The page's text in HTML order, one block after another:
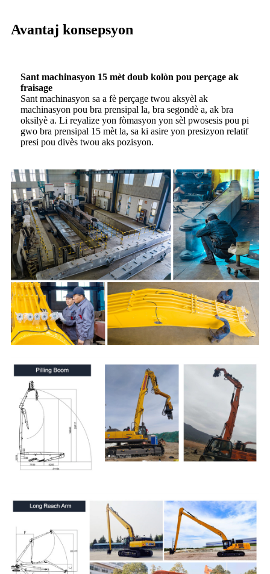
Avantaj konsepsyon
Sant machinasyon 15 mèt doub kolòn pou perçage ak
fraisage
Sant machinasyon sa a fè perçage twou aksyèl ak
machinasyon pou bra prensipal la, bra segondè a, ak bra
oksilyè a. Li reyalize yon fòmasyon yon sèl pwosesis pou pi
gwo bra prensipal 15 mèt la, sa ki asire yon presizyon relatif
presi pou divès twou aks pozisyon.